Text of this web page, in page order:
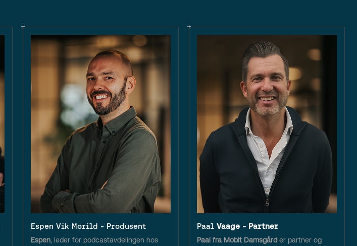
Espen Vik Morild - Produsent
Espen, leder for podcastavdelingen hos
Paal Vaage - Partner
Paal fra Mobit Damsgård er partner og